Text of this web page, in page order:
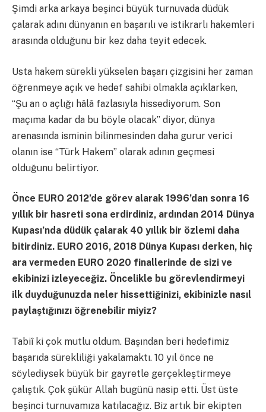
Şimdi arka arkaya beşinci büyük turnuvada düdük
çalarak adını dünyanın en başarılı ve istikrarlı hakemleri
arasında olduğunu bir kez daha teyit edecek.
Usta hakem sürekli yükselen başarı çizgisini her zaman
öğrenmeye açık ve hedef sahibi olmakla açıklarken,
“Şu an o açlığı hâlâ fazlasıyla hissediyorum. Son
maçıma kadar da bu böyle olacak” diyor, dünya
arenasında isminin bilinmesinden daha gurur verici
olanın ise “Türk Hakem” olarak adının geçmesi
olduğunu belirtiyor.
Önce EURO 2012’de görev alarak 1996’dan sonra 16
yıllık bir hasreti sona erdirdiniz, ardından 2014 Dünya
Kupası’nda düdük çalarak 40 yıllık bir özlemi daha
bitirdiniz. EURO 2016, 2018 Dünya Kupası derken, hiç
ara vermeden EURO 2020 finallerinde de sizi ve
ekibinizi izleyeceğiz. Öncelikle bu görevlendirmeyi
ilk duyduğunuzda neler hissettiğinizi, ekibinizle nasıl
paylaştığınızı öğrenebilir miyiz?
Tabiî ki çok mutlu oldum. Başından beri hedefimiz
başarıda sürekliliği yakalamaktı. 10 yıl önce ne
söylediysek büyük bir gayretle gerçekleştirmeye
çalıştık. Çok şükür Allah bugünü nasip etti. Üst üste
beşinci turnuvamıza katılacağız. Biz artık bir ekipten